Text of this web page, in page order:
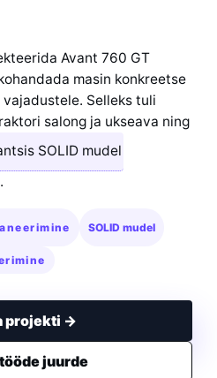
Avant 760 GT
masin konkreetse
Selleks tuli
salong ja ukseava ning
SOLID mudel
SOLID mudel
projekti →
juurde